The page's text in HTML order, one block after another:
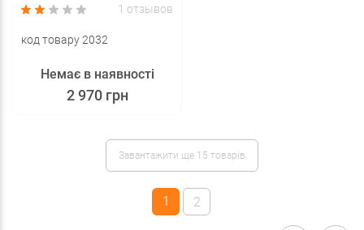
1 отзывов
код товару 2032
2 970 грн
Немає в наявності
Завантажити ще 15 товарів
1 2